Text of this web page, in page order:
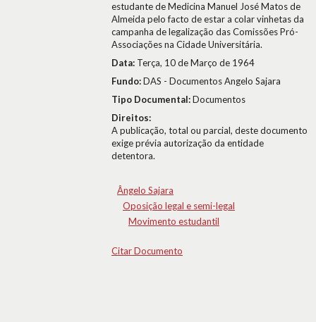
estudante de Medicina Manuel José Matos de
Almeida pelo facto de estar a colar vinhetas da
campanha de legalização das Comissões Pró-
Associações na Cidade Universitária.
Data: Terça, 10 de Março de 1964
Fundo:DAS - Documentos Angelo Sajara
Tipo Documental:Documentos
Direitos:
A publicação, total ou parcial, deste documento
exige prévia autorização da entidade
detentora.
Ângelo Sajara
Oposição legal e semi-legal
Movimento estudantil
Citar Documento